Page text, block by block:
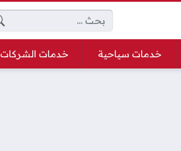
البحث عن:
خدمات سياحية خدمات الشركات